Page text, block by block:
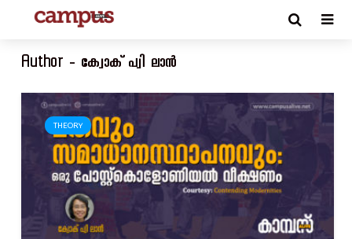
Author - ക്വോക് പ്വി ലാൻ
THEORY